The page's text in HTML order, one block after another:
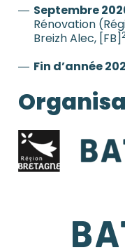
Septembre
Rénovation
Breizh Alec, [FB]
Fin d’année